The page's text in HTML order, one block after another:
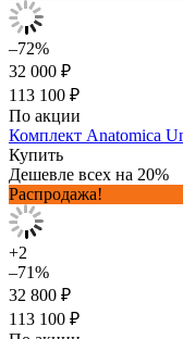
–72%
32 000 ₽
113 100 ₽
По акции
Комплект Anatomica
Купить
Дешевле всех на 20%
Распродажа!
+2
–71%
32 800 ₽
113 100 ₽